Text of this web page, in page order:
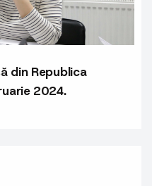
din Republica
2024.